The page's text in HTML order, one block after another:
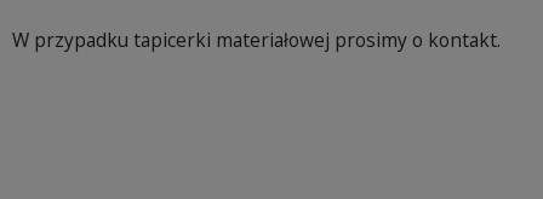
W przypadku tapicerki materiałowej prosimy o kontakt.